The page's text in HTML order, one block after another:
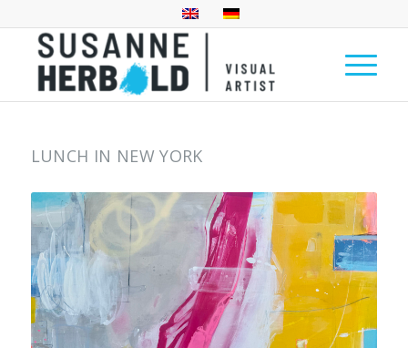
LUNCH IN NEW YORK